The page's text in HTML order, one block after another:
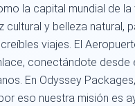
la capital mundial de la
cultural y belleza natural,
viajes. El
conectándote
En Odyssey
eso nuestra misión es